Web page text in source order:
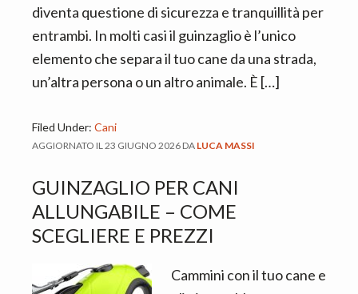
diventa questione di sicurezza e tranquillità per
entrambi. In molti casi il guinzaglio è l’unico
elemento che separa il tuo cane da una strada,
un’altra persona o un altro animale. È […]
Filed Under: Cani
AGGIORNATO IL23 GIUGNO 2026 DA LUCA MASSI
GUINZAGLIO PER CANI
ALLUNGABILE​ – COME
SCEGLIERE E PREZZI
Cammini con il tuo cane e